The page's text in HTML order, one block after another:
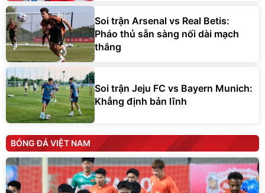
Soi trận Arsenal vs Real Betis:
Pháo thủ sẵn sàng nối dài mạch
thắng
Soi trận Jeju FC vs Bayern Munich:
Khẳng định bản lĩnh
BÓNG ĐÁ VIỆT NAM